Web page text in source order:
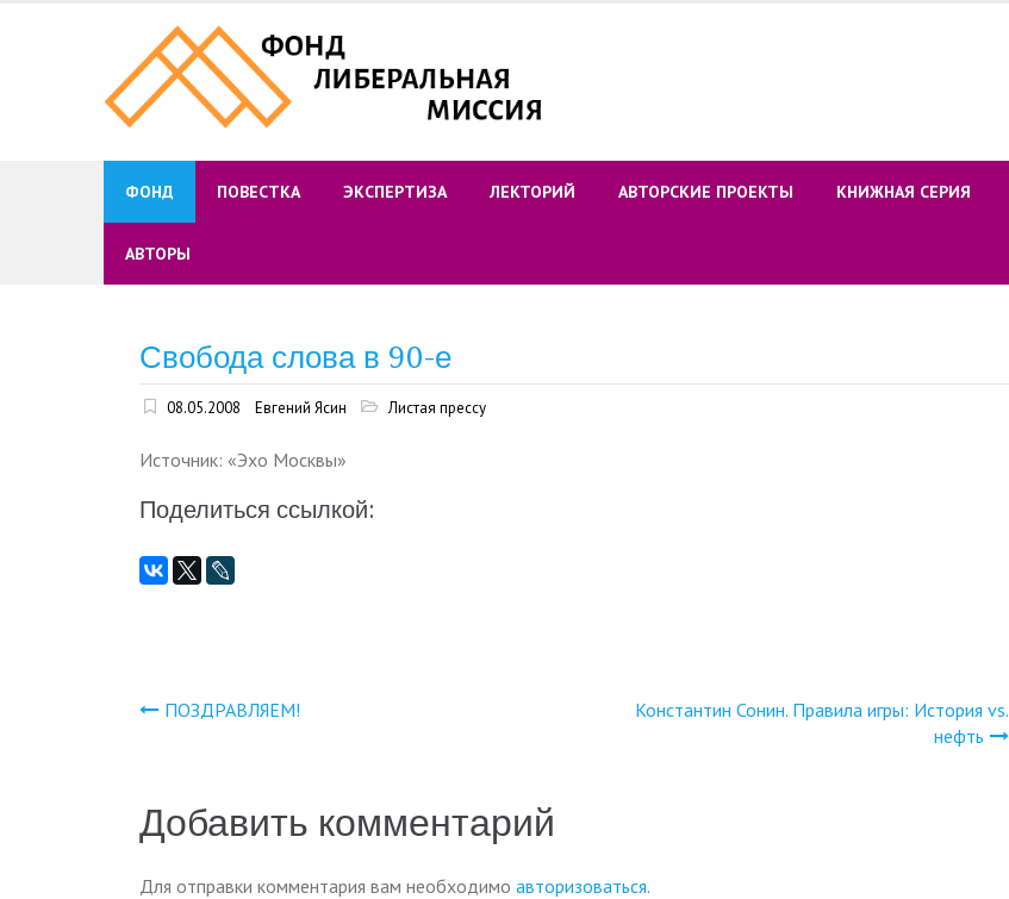
ФОНД ПОВЕСТКА ЭКСПЕРТИЗА ЛЕКТОРИЙ АВТОРСКИЕ ПРОЕКТЫ КНИЖНАЯ СЕРИЯ
АВТОРЫ
Свобода слова в 90-е
08.05.2008 Евгений Ясин Листая прессу
Источник: «Эхо Москвы»
Поделиться ссылкой:
Навигация
записям
ПОЗДРАВЛЯЕМ!
Константин Сонин. Правила игры: История vs.
нефть
Добавить комментарий
Для отправки комментария вам необходимо авторизоваться.